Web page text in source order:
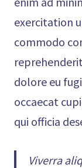
exercitation
commodo
dolore eu
occaecat
qui officia
Viverra